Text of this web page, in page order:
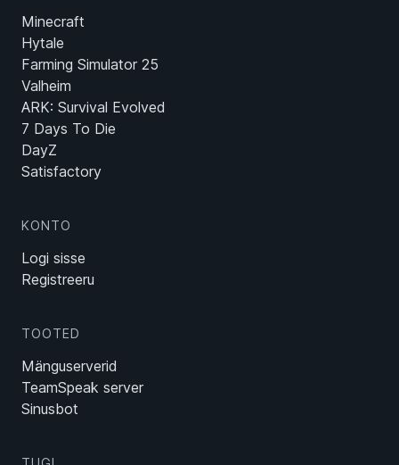
Minecraft
Hytale
Farming Simulator 25
Valheim
ARK: Survival Evolved
7 Days To Die
DayZ
Satisfactory
KONTO
Logi sisse
Registreeru
TOOTED
Mänguserverid
TeamSpeak server
Sinusbot